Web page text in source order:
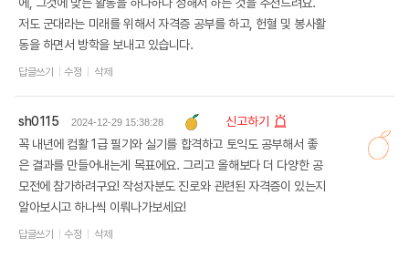
저도 군대라는 미래를 위해서 자격증 공부를 하고, 헌혈 및 봉사활
동을 하면서 방학을 보내고 있습니다.
답글쓰기 수정 삭제
sh0115 2024-12-29 15:38:28
신고하기
꼭 내년에 컴활 1급 필기와 실기를 합격하고 토익도 공부해서 좋
은 결과를 만들어내는게 목표에요. 그리고 올해보다 더 다양한 공
모전에 참가하려구요! 작성자분도 진로와 괸련된 자격증이 있는지
알아보시고 하나씩 이뤄나가보세요!
답글쓰기 수정 삭제